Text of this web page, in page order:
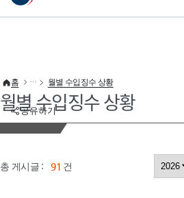
이 누리집은 대한민국 공식 전자정부 누리집입니다.
공유하기
홈 월별 수입징수 상황
월별 수입징수 상황
총 게시글 : 91 건